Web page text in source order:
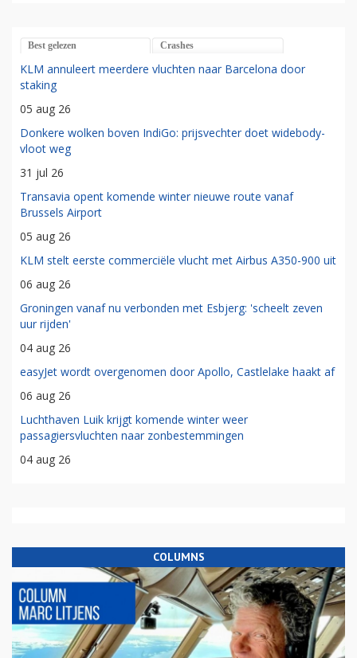
Best gelezen Crashes
KLM annuleert meerdere vluchten naar Barcelona door
staking
05 aug 26
Donkere wolken boven IndiGo: prijsvechter doet widebody-
vloot weg
31 jul 26
Transavia opent komende winter nieuwe route vanaf
Brussels Airport
05 aug 26
KLM stelt eerste commerciële vlucht met Airbus A350-900 uit
06 aug 26
Groningen vanaf nu verbonden met Esbjerg: 'scheelt zeven
uur rijden'
04 aug 26
easyJet wordt overgenomen door Apollo, Castlelake haakt af
06 aug 26
Luchthaven Luik krijgt komende winter weer
passagiersvluchten naar zonbestemmingen
04 aug 26
COLUMNS